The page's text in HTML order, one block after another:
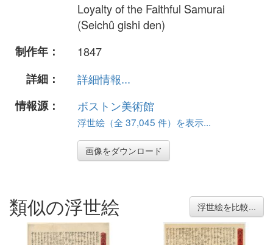
Loyalty of the Faithful Samurai
(Seichû gishi den)
制作年：
1847
詳細：
詳細情報...
情報源：
ボストン美術館
浮世絵（全 37,045 件）を表示...
画像をダウンロード
類似の浮世絵 浮世絵を比較...